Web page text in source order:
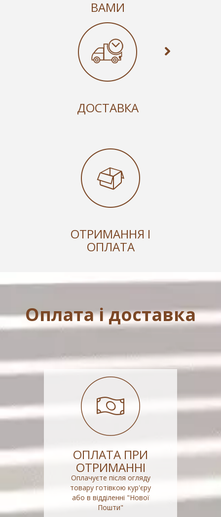
ВАМИ
ДОСТАВКА
ОТРИМАННЯ І
ОПЛАТА
Оплата і доставка
ОПЛАТА ПРИ
ОТРИМАННІ
Оплачуєте після огляду
товару готівкою кур'єру
або в відділенні "Нової
Пошти"